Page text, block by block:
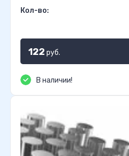
Кол-во:
122 руб.
В наличии!